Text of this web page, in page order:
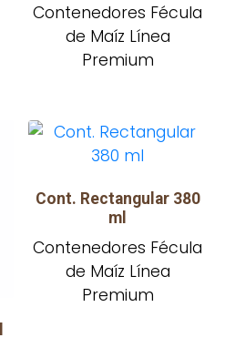
Contenedores Fécula
de Maíz Línea
Premium
Cont. Rectangular 380
ml
Contenedores Fécula
de Maíz Línea
Premium